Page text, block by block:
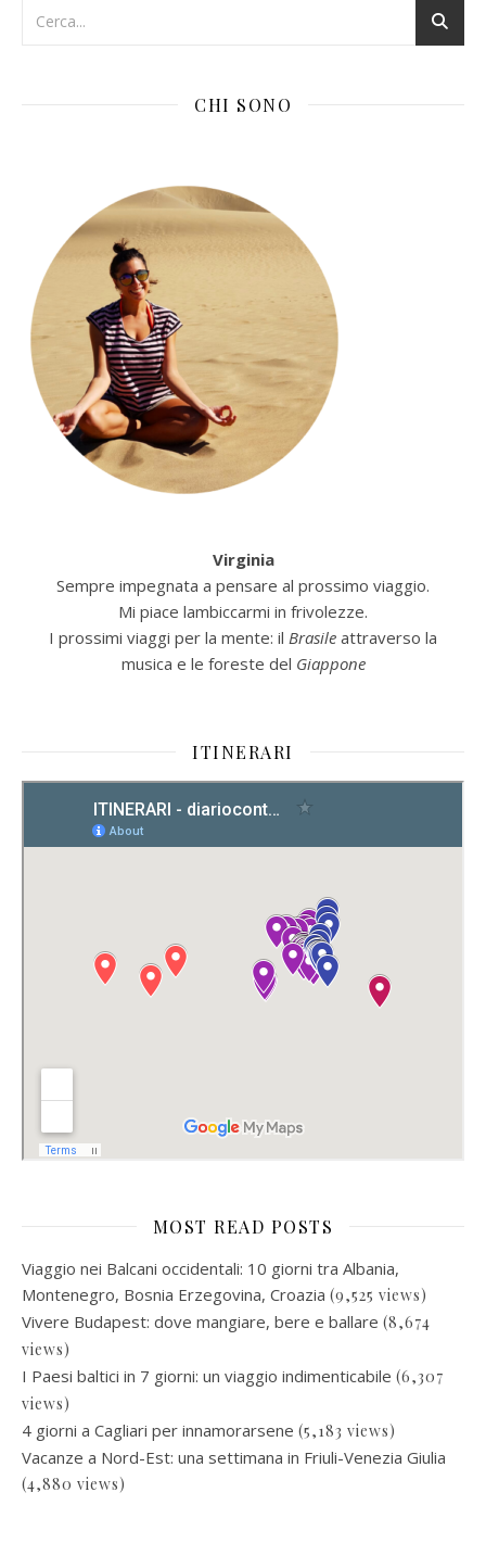
CHI SONO
Virginia
Sempre impegnata a pensare al prossimo viaggio.
Mi piace lambiccarmi in frivolezze.
I prossimi viaggi per la mente: il Brasile attraverso la
musica e le foreste del Giappone
ITINERARI
MOST READ POSTS
Viaggio nei Balcani occidentali: 10 giorni tra Albania,
Montenegro, Bosnia Erzegovina, Croazia (9,525 views)
Vivere Budapest: dove mangiare, bere e ballare (8,674
views)
I Paesi baltici in 7 giorni: un viaggio indimenticabile (6,307
views)
4 giorni a Cagliari per innamorarsene (5,183 views)
Vacanze a Nord-Est: una settimana in Friuli-Venezia Giulia
(4,880 views)